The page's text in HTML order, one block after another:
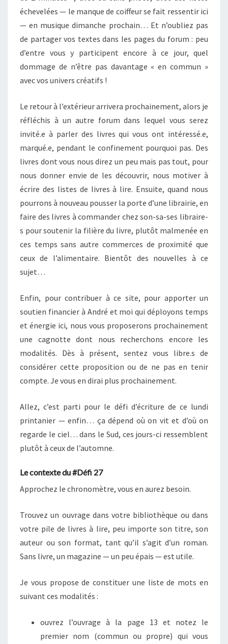
échevelées — le manque de coiffeur se fait ressentir ici
— en musique dimanche prochain… Et n’oubliez pas
de partager vos textes dans les pages du forum : peu
d’entre vous y participent encore à ce jour, quel
dommage de n’être pas davantage « en commun »
avec vos univers créatifs !
Le retour à l’extérieur arrivera prochainement, alors je
réfléchis à un autre forum dans lequel vous serez
invité.e à parler des livres qui vous ont intéressé.e,
marqué.e, pendant le confinement pourquoi pas. Des
livres dont vous nous direz un peu mais pas tout, pour
nous donner envie de les découvrir, nous motiver à
écrire des listes de livres à lire. Ensuite, quand nous
pourrons à nouveau pousser la porte d’une librairie, en
faire des livres à commander chez son-sa-ses libraire-
s pour soutenir la filière du livre, plutôt malmenée en
ces temps sans autre commerces de proximité que
ceux de l’alimentaire. Bientôt des nouvelles à ce
sujet…
Enfin, pour contribuer à ce site, pour apporter un
soutien financier à André et moi qui déployons temps
et énergie ici, nous vous proposerons prochainement
une cagnotte dont nous recherchons encore les
modalités. Dès à présent, sentez vous libre.s de
considérer cette proposition ou de ne pas en tenir
compte. Je vous en dirai plus prochainement.
Allez, c’est parti pour le défi d’écriture de ce lundi
printanier — enfin… ça dépend où on vit et d’où on
regarde le ciel… dans le Sud, ces jours-ci ressemblent
plutôt à ceux de l’automne.
Le contexte du #Défi 27
Approchez le chronomètre, vous en aurez besoin.
Trouvez un ouvrage dans votre bibliothèque ou dans
votre pile de livres à lire, peu importe son titre, son
auteur ou son format, tant qu’il s’agit d’un roman.
Sans livre, un magazine — un peu épais — est utile.
Je vous propose de constituer une liste de mots en
suivant ces modalités :
ouvrez l’ouvrage à la page 13 et notez le
premier nom (commun ou propre) qui vous